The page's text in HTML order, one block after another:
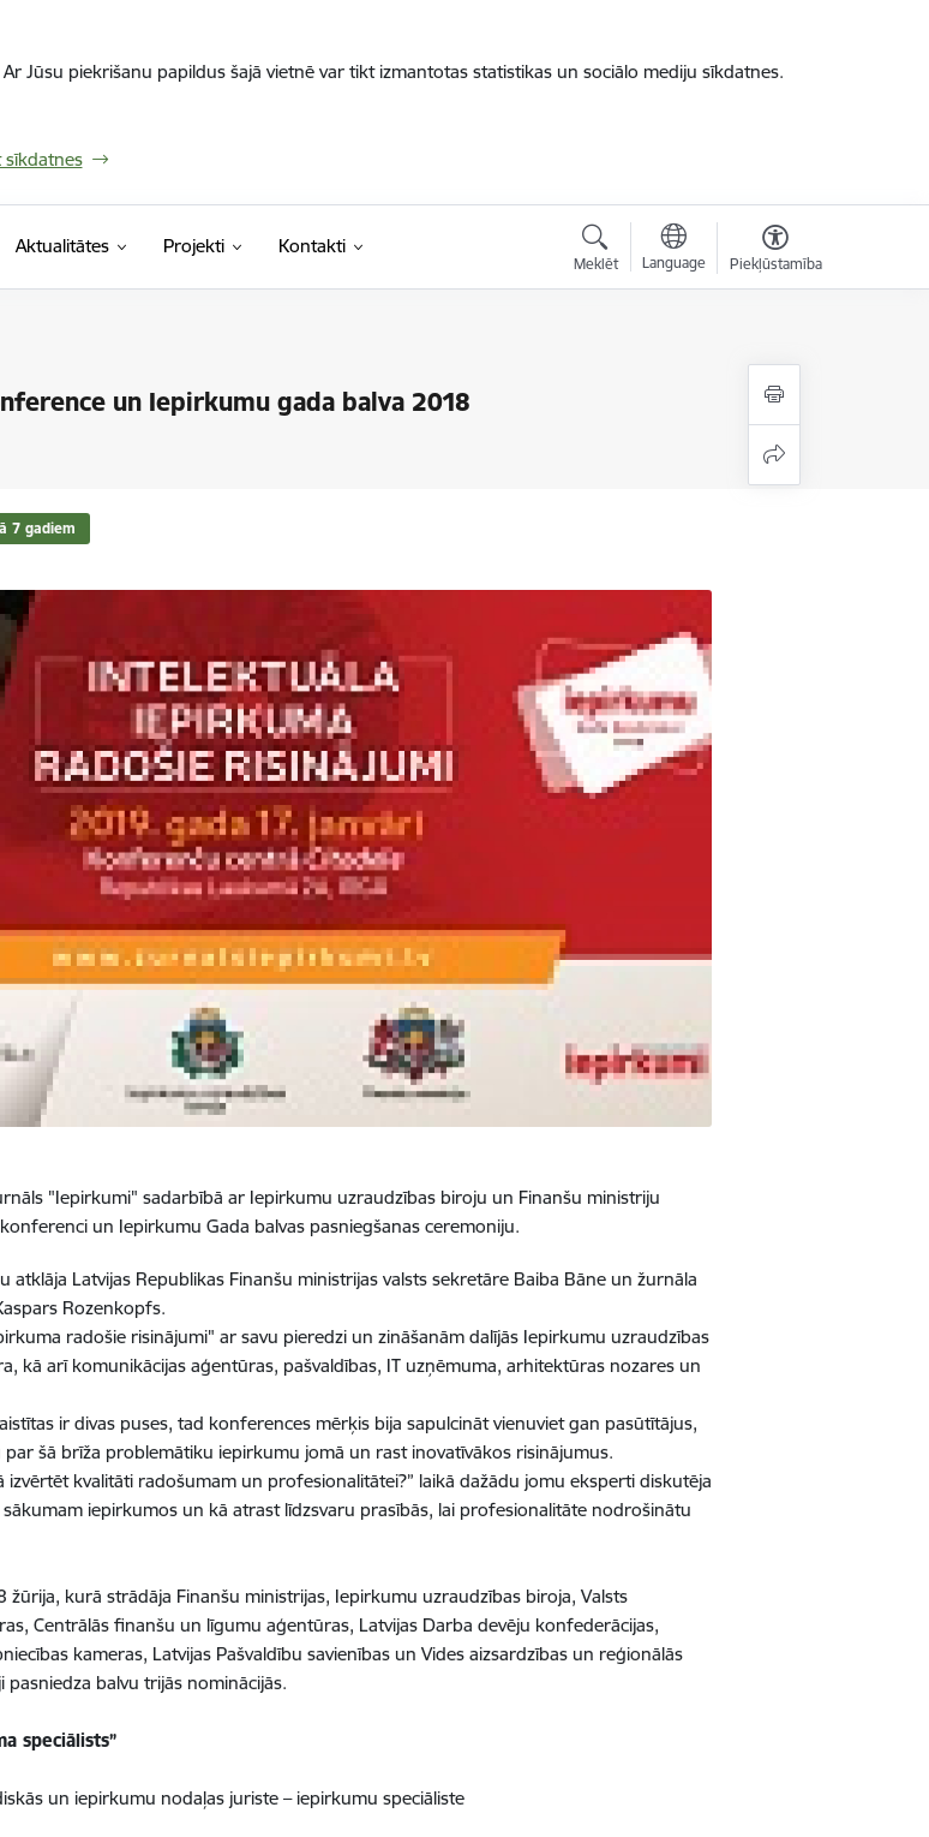
Jūsu piekrišanu papildus šajā vietnē var tikt izmantotas statistikas un sociālo mediju sīkdatnes.
sīkdatnes
Aktualitātes Projekti Kontakti
Meklēt Language Piekļūstamība
un Iepirkumu gada balva 2018
7 gadiem
"Iepirkumi" sadarbībā ar Iepirkumu uzraudzības biroju un Finanšu ministriju
un Iepirkumu Gada balvas pasniegšanas ceremoniju.
atklāja Latvijas Republikas Finanšu ministrijas valsts sekretāre Baiba Bāne un žurnāla
Rozenkopfs.
radošie risinājumi" ar savu pieredzi un zināšanām dalījās Iepirkumu uzraudzības
kā arī komunikācijas aģentūras, pašvaldības, IT uzņēmuma, arhitektūras nozares un
ir divas puses, tad konferences mērķis bija sapulcināt vienuviet gan pasūtītājus,
šā brīža problemātiku iepirkumu jomā un rast inovatīvākos risinājumus.
izvērtēt kvalitāti radošumam un profesionalitātei?” laikā dažādu jomu eksperti diskutēja
iepirkumos un kā atrast līdzsvaru prasībās, lai profesionalitāte nodrošinātu
žūrija, kurā strādāja Finanšu ministrijas, Iepirkumu uzraudzības biroja, Valsts
Centrālās finanšu un līgumu aģentūras, Latvijas Darba devēju konfederācijas,
kameras, Latvijas Pašvaldību savienības un Vides aizsardzības un reģionālās
balvu trijās nominācijās.
speciālists”
un iepirkumu nodaļas juriste – iepirkumu speciāliste